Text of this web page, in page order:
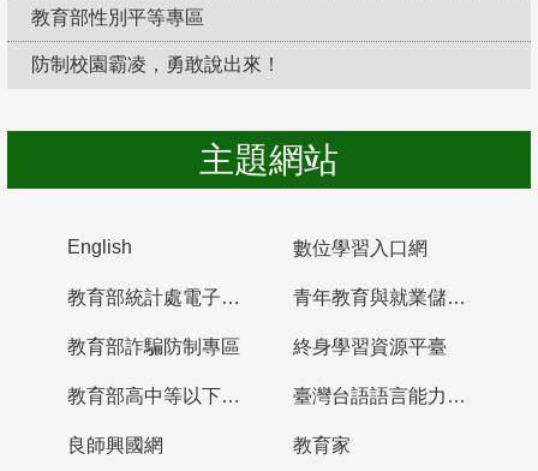
教育部性別平等專區
防制校園霸凌，勇敢說出來！
主題網站
English 數位學習入口網
教育部統計處電子書櫃 青年教育與就業儲蓄帳戶
教育部詐騙防制專區 終身學習資源平臺
教育部高中等以下學校及幼兒園教師資格檢定考試 臺灣台語語言能力認證網站
良師興國網
教育家